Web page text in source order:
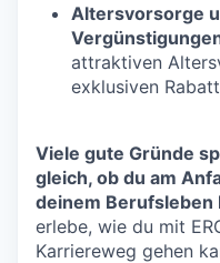
Altersvorsorge
attraktiven
exklusiven
Viele gute Gründe
gleich, ob du am
deinem Berufsleben
erlebe, wie du mit
Karriereweg gehen